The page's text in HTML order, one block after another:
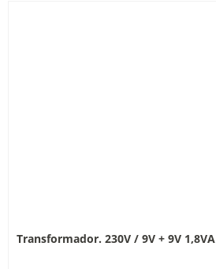
Transformador. 230V / 9V + 9V 1,8VA